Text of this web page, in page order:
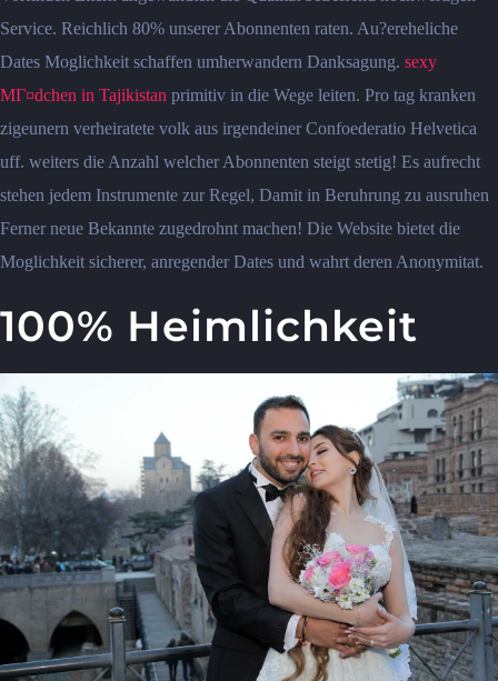
Service. Reichlich 80% unserer Abonnenten raten. Au?ereheliche
Dates Moglichkeit schaffen umherwandern Danksagung. sexy
MГ¤dchen in Tajikistan primitiv in die Wege leiten. Pro tag kranken
zigeunern verheiratete volk aus irgendeiner Confoederatio Helvetica
uff. weiters die Anzahl welcher Abonnenten steigt stetig! Es aufrecht
stehen jedem Instrumente zur Regel, Damit in Beruhrung zu ausruhen
Ferner neue Bekannte zugedrohnt machen! Die Website bietet die
Moglichkeit sicherer, anregender Dates und wahrt deren Anonymitat.
100% Heimlichkeit